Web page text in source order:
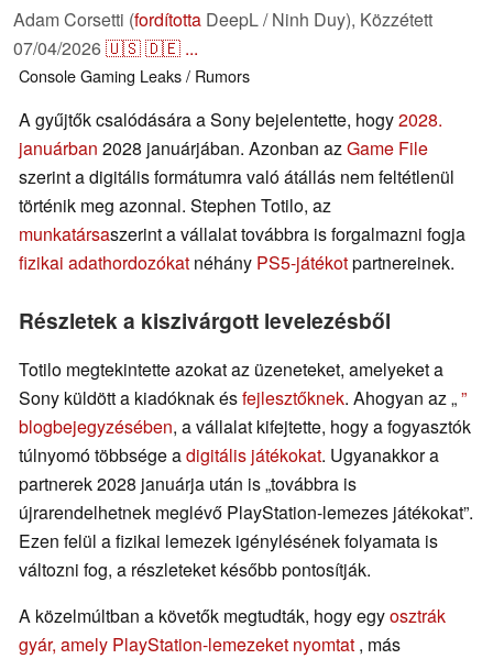
Adam Corsetti (fordította DeepL / Ninh Duy), Közzétett
07/04/2026🇺🇸🇩🇪 ...
ConsoleGaming Leaks / Rumors
A gyűjtők csalódására a Sony bejelentette, hogy2028.
januárban 2028 januárjában. Azonban azGame File
szerint a digitális formátumra való átállás nem feltétlenül
történik meg azonnal. Stephen Totilo, az
munkatársaszerint a vállalat továbbra is forgalmazni fogja
fizikai adathordozókat néhány PS5-játékotpartnereinek.
Részletek a kiszivárgott levelezésből
Totilo megtekintette azokat az üzeneteket, amelyeket a
Sony küldött a kiadóknak ésfejlesztőknek. Ahogyan az „”
blogbejegyzésében, a vállalat kifejtette, hogy a fogyasztók
túlnyomó többsége adigitális játékokat. Ugyanakkor a
partnerek 2028 januárja után is „továbbra is
újrarendelhetnek meglévő PlayStation-lemezes játékokat”.
Ezen felül a fizikai lemezek igénylésének folyamata is
változni fog, a részleteket később pontosítják.
A közelmúltban a követők megtudták, hogy egyosztrák
gyár, amely PlayStation-lemezeket nyomtat , más